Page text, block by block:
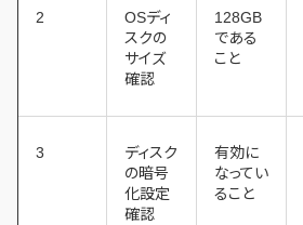
2
OSディ
スクの
サイズ
確認
128GB
である
こと
3
ディスク
の暗号
化設定
確認
有効に
なってい
ること